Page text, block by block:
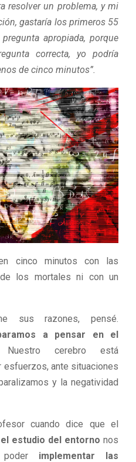
resolver un problema, y mi
gastaría los primeros 55
apropiada, porque
correcta, yo podría
de cinco minutos”.
cinco minutos con las
los mortales ni con un
sus razones, pensé.
a pensar en el
cerebro está
esfuerzos, ante situaciones
y la negatividad
cuando dice que el
estudio del entorno nos
implementar las